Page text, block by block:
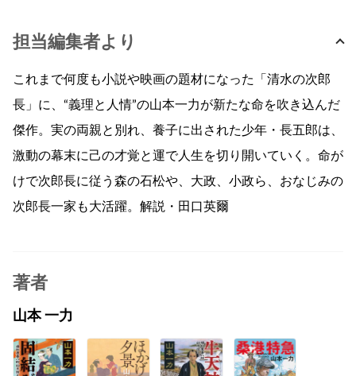
担当編集者より
これまで何度も小説や映画の題材になった「清水の次郎
長」に、“義理と人情”の山本一力が新たな命を吹き込んだ
傑作。実の両親と別れ、養子に出された少年・長五郎は、
激動の幕末に己の才覚と運で人生を切り開いていく。命が
けで次郎長に従う森の石松や、大政、小政ら、おなじみの
次郎長一家も大活躍。解説・田口英爾
著者
山本 一力